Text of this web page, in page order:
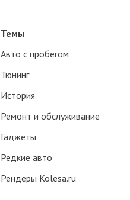
Темы
Авто с пробегом
Тюнинг
История
Ремонт и обслуживание
Гаджеты
Редкие авто
Рендеры Kolesa.ru